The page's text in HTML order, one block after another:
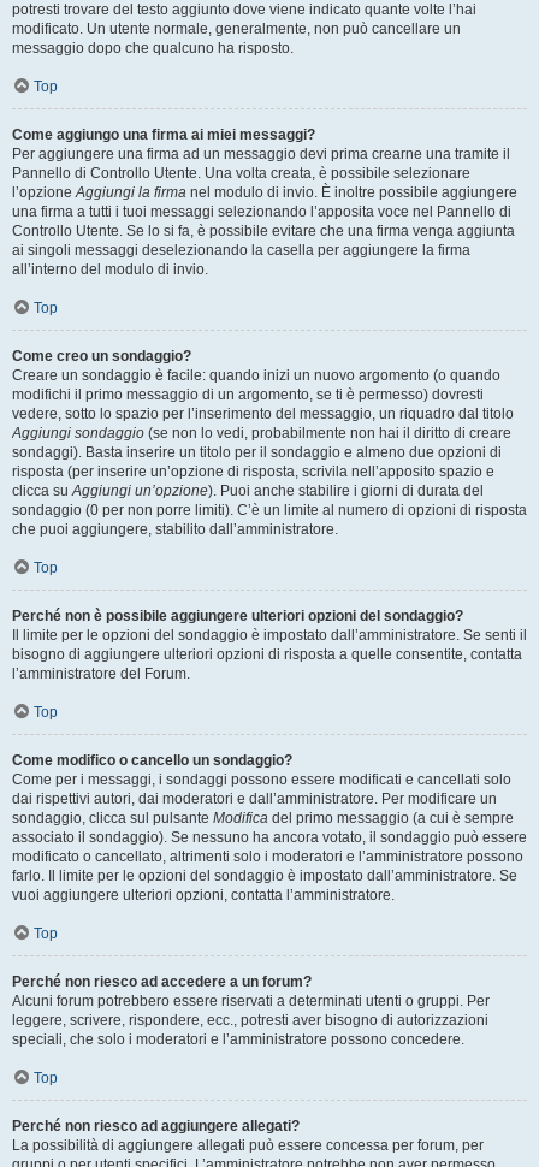
potresti trovare del testo aggiunto dove viene indicato quante volte l’hai
modificato. Un utente normale, generalmente, non può cancellare un
messaggio dopo che qualcuno ha risposto.
Top
Come aggiungo una firma ai miei messaggi?
Per aggiungere una firma ad un messaggio devi prima crearne una tramite il
Pannello di Controllo Utente. Una volta creata, è possibile selezionare
l’opzioneAggiungi la firma nel modulo di invio. È inoltre possibile aggiungere
una firma a tutti i tuoi messaggi selezionando l’apposita voce nel Pannello di
Controllo Utente. Se lo si fa, è possibile evitare che una firma venga aggiunta
ai singoli messaggi deselezionando la casella per aggiungere la firma
all’interno del modulo di invio.
Top
Come creo un sondaggio?
Creare un sondaggio è facile: quando inizi un nuovo argomento (o quando
modifichi il primo messaggio di un argomento, se ti è permesso) dovresti
vedere, sotto lo spazio per l’inserimento del messaggio, un riquadro dal titolo
Aggiungi sondaggio (se non lo vedi, probabilmente non hai il diritto di creare
sondaggi). Basta inserire un titolo per il sondaggio e almeno due opzioni di
risposta (per inserire un’opzione di risposta, scrivila nell’apposito spazio e
clicca suAggiungi un’opzione). Puoi anche stabilire i giorni di durata del
sondaggio (0 per non porre limiti). C’è un limite al numero di opzioni di risposta
che puoi aggiungere, stabilito dall’amministratore.
Top
Perché non è possibile aggiungere ulteriori opzioni del sondaggio?
Il limite per le opzioni del sondaggio è impostato dall’amministratore. Se senti il
bisogno di aggiungere ulteriori opzioni di risposta a quelle consentite, contatta
l’amministratore del Forum.
Top
Come modifico o cancello un sondaggio?
Come per i messaggi, i sondaggi possono essere modificati e cancellati solo
dai rispettivi autori, dai moderatori e dall’amministratore. Per modificare un
sondaggio, clicca sul pulsante Modifica del primo messaggio (a cui è sempre
associato il sondaggio). Se nessuno ha ancora votato, il sondaggio può essere
modificato o cancellato, altrimenti solo i moderatori e l’amministratore possono
farlo. Il limite per le opzioni del sondaggio è impostato dall’amministratore. Se
vuoi aggiungere ulteriori opzioni, contatta l’amministratore.
Top
Perché non riesco ad accedere a un forum?
Alcuni forum potrebbero essere riservati a determinati utenti o gruppi. Per
leggere, scrivere, rispondere, ecc., potresti aver bisogno di autorizzazioni
speciali, che solo i moderatori e l’amministratore possono concedere.
Top
Perché non riesco ad aggiungere allegati?
La possibilità di aggiungere allegati può essere concessa per forum, per